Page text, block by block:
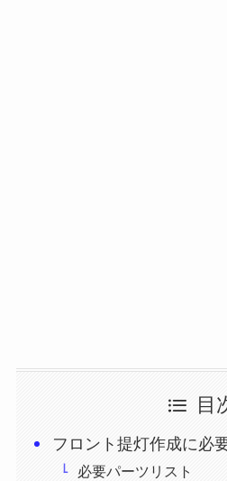
目
フロント提灯作成に必
必要パーツリスト